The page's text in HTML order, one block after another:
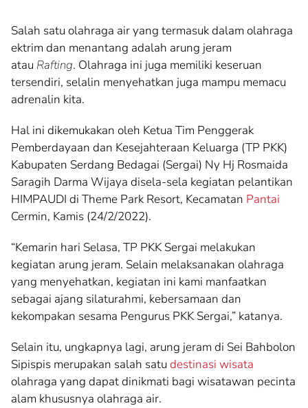
Salah satu olahraga air yang termasuk dalam olahraga
ektrim dan menantang adalah arung jeram
atau Rafting. Olahraga ini juga memiliki keseruan
tersendiri, selalin menyehatkan juga mampu memacu
adrenalin kita.
Hal ini dikemukakan oleh Ketua Tim Penggerak
Pemberdayaan dan Kesejahteraan Keluarga (TP PKK)
Kabupaten Serdang Bedagai (Sergai) Ny Hj Rosmaida
Saragih Darma Wijaya disela-sela kegiatan pelantikan
HIMPAUDI di Theme Park Resort, Kecamatan Pantai
Cermin, Kamis (24/2/2022).
“Kemarin hari Selasa, TP PKK Sergai melakukan
kegiatan arung jeram. Selain melaksanakan olahraga
yang menyehatkan, kegiatan ini kami manfaatkan
sebagai ajang silaturahmi, kebersamaan dan
kekompakan sesama Pengurus PKK Sergai,” katanya.
Selain itu, ungkapnya lagi, arung jeram di Sei Bahbolon
Sipispis merupakan salah satu destinasi wisata
olahraga yang dapat dinikmati bagi wisatawan pecinta
alam khususnya olahraga air.